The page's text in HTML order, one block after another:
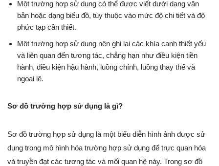
Một trường hợp sử dụng có thể được viết dưới dạng văn
bản hoặc dạng biểu đồ, tùy thuộc vào mức độ chi tiết và độ
phức tạp cần thiết.
Một trường hợp sử dụng nên ghi lại các khía cạnh thiết yếu
và liên quan đến tương tác, chẳng hạn như điều kiện tiền
hành, điều kiện hậu hành, luồng chính, luồng thay thế và
ngoại lệ.
Sơ đồ trường hợp sử dụng là gì?
Sơ đồ trường hợp sử dụng là một biểu diễn hình ảnh được sử
dụng trong mô hình hóa trường hợp sử dụng để trực quan hóa
và truyền đạt các tương tác và mối quan hệ này. Trong sơ đồ